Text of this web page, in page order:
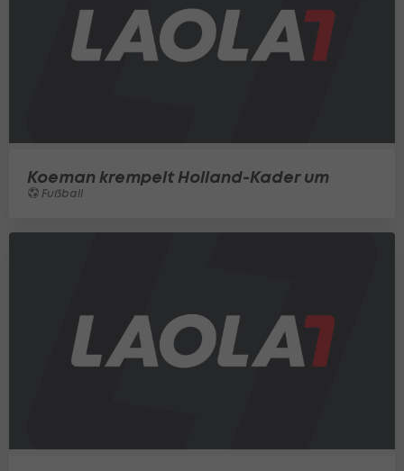
Koeman krempelt Holland-Kader um
Fußball